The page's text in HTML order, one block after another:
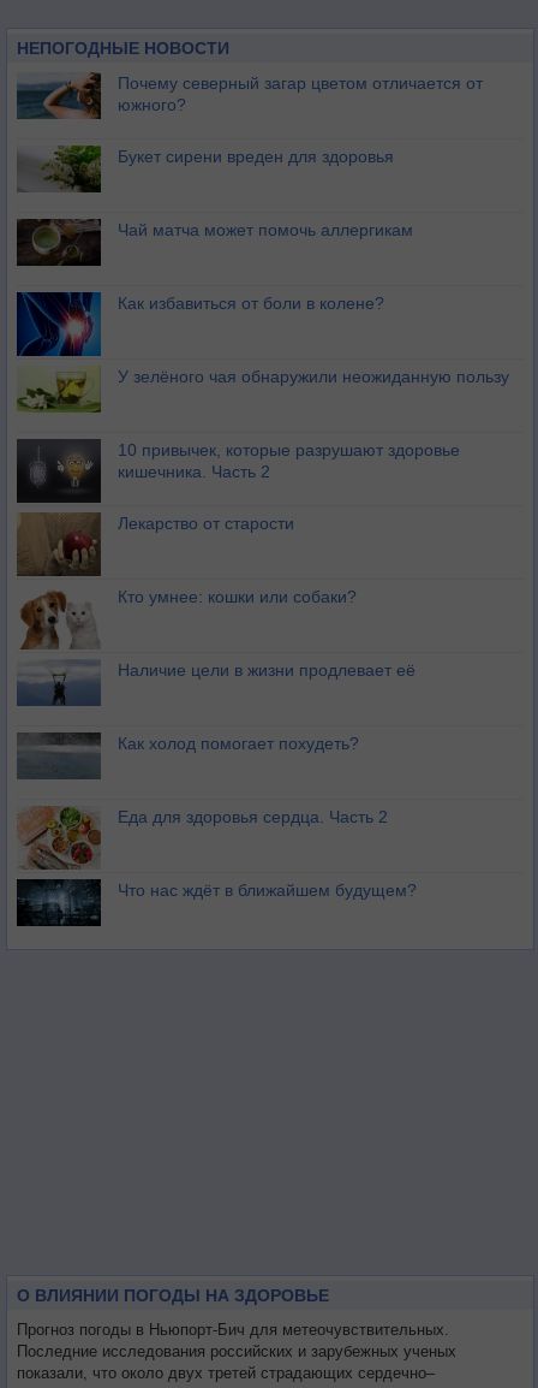
НЕПОГОДНЫЕ НОВОСТИ
Почему северный загар цветом отличается от
южного?
Букет сирени вреден для здоровья
Чай матча может помочь аллергикам
Как избавиться от боли в колене?
У зелёного чая обнаружили неожиданную пользу
10 привычек, которые разрушают здоровье
кишечника. Часть 2
Лекарство от старости
Кто умнее: кошки или собаки?
Наличие цели в жизни продлевает её
Как холод помогает похудеть?
Еда для здоровья сердца. Часть 2
Что нас ждёт в ближайшем будущем?
О ВЛИЯНИИ ПОГОДЫ НА ЗДОРОВЬЕ
Прогноз погоды в Ньюпорт-Бич для метеочувствительных.
Последние исследования российских и зарубежных ученых
показали, что около двух третей страдающих сердечно–